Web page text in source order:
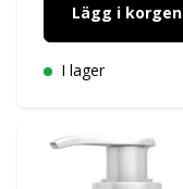
Lägg i korgen
I lager